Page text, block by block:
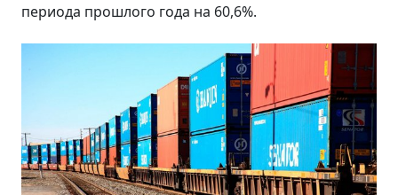
периода прошлого года на 60,6%.